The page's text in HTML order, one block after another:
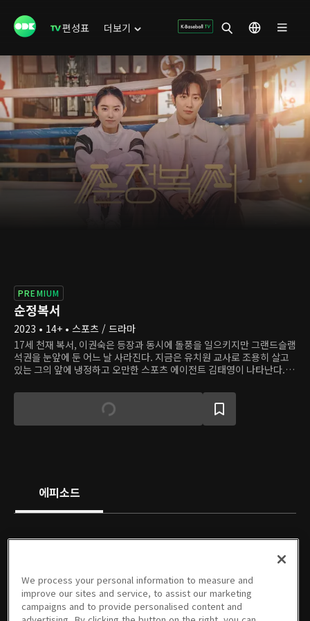
편성표 더보기
PREMIUM
순정복서
2023 • 14+ • 스포츠 / 드라마
17세 천재 복서, 이권숙은 등장과 동시에 돌풍을 일으키지만 그랜드슬램
석권을 눈앞에 둔 어느 날 사라진다. 지금은 유치원 교사로 조용히 살고
있는 그의 앞에 냉정하고 오만한 스포츠 에이전트 김태영이 나타난다. 태
루된 걸 알게 되었다. 그는 대중의 관심을 희원의 스캔들에서 멀어지게
하기 위해 '천재 복서 이권숙 복귀' 프로젝트를 계획하고, 권숙에게 도움
을 청한다. 태영의 끈질긴 설득 끝에 권숙은 '복싱이 싫은 천재 복서의 은
에피소드
1회
08/21/2023 • 1시간 9분
2회
08/22/2023 • 1시간 10분
3회
08/28/2023 • 1시간 6분
4회
08/29/2023 • 1시간 9분
5회
09/04/2023 • 1시간 4분
PREMIUM
We process your personal information to measure and
improve our sites and service, to assist our marketing
campaigns and to provide personalised content and